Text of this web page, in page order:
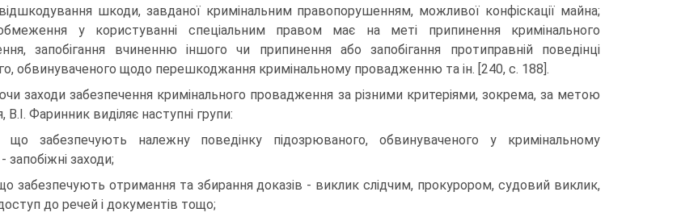
шкоди, завданої кримінальним правопорушенням, можливої конфіскації майна;
у користуванні спеціальним правом має на меті припинення кримінального
запобігання вчиненню іншого чи припинення або запобігання протиправній поведінці
обвинуваченого щодо перешкоджання кримінальному провадженню та ін. [240, с. 188].
заходи забезпечення кримінального провадження за різними критеріями, зокрема, за метою
В.І. Фаринник виділяє наступні групи:
що забезпечують належну поведінку підозрюваного, обвинуваченого у кримінальному
запобіжні заходи;
забезпечують отримання та збирання доказів - виклик слідчим, прокурором, судовий виклик,
до речей і документів тощо;